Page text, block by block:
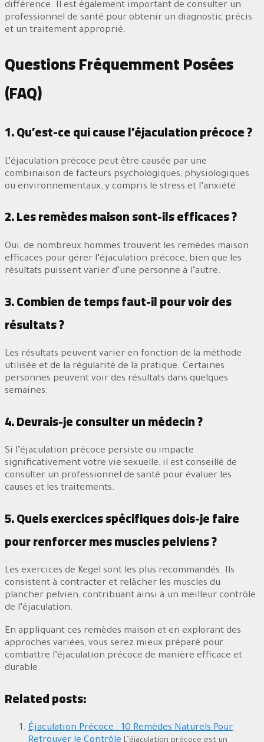
différence. Il est également important de consulter un
professionnel de santé pour obtenir un diagnostic précis
et un traitement approprié.
Questions Fréquemment Posées
(FAQ)
1. Qu’est-ce qui cause l’éjaculation précoce ?
L’éjaculation précoce peut être causée par une
combinaison de facteurs psychologiques, physiologiques
ou environnementaux, y compris le stress et l’anxiété.
2. Les remèdes maison sont-ils efficaces ?
Oui, de nombreux hommes trouvent les remèdes maison
efficaces pour gérer l’éjaculation précoce, bien que les
résultats puissent varier d’une personne à l’autre.
3. Combien de temps faut-il pour voir des
résultats ?
Les résultats peuvent varier en fonction de la méthode
utilisée et de la régularité de la pratique. Certaines
personnes peuvent voir des résultats dans quelques
semaines.
4. Devrais-je consulter un médecin ?
Si l’éjaculation précoce persiste ou impacte
significativement votre vie sexuelle, il est conseillé de
consulter un professionnel de santé pour évaluer les
causes et les traitements.
5. Quels exercices spécifiques dois-je faire
pour renforcer mes muscles pelviens ?
Les exercices de Kegel sont les plus recommandés. Ils
consistent à contracter et relâcher les muscles du
plancher pelvien, contribuant ainsi à un meilleur contrôle
de l’éjaculation.
En appliquant ces remèdes maison et en explorant des
approches variées, vous serez mieux préparé pour
combattre l’éjaculation précoce de manière efficace et
durable.
Related posts:
Éjaculation Précoce : 10 Remèdes Naturels Pour